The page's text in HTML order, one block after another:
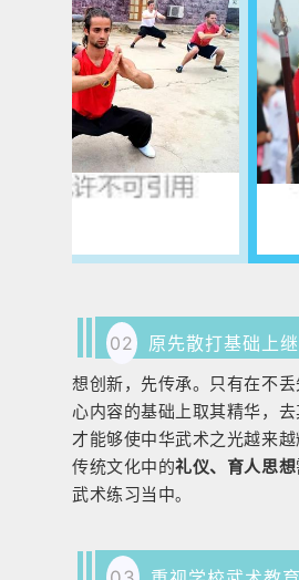
02 原先散打基础上
想创新，先传承。只有在不
心内容的基础上取其精华，
才能够使中华武术之光越来越
传统文化中的礼仪、育人思想
武术练习当中。